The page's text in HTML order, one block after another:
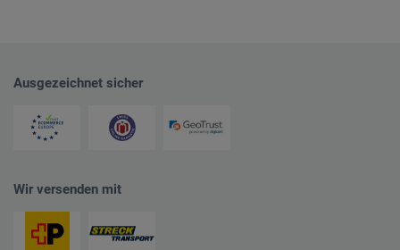
Ausgezeichnet sicher
Wir versenden mit